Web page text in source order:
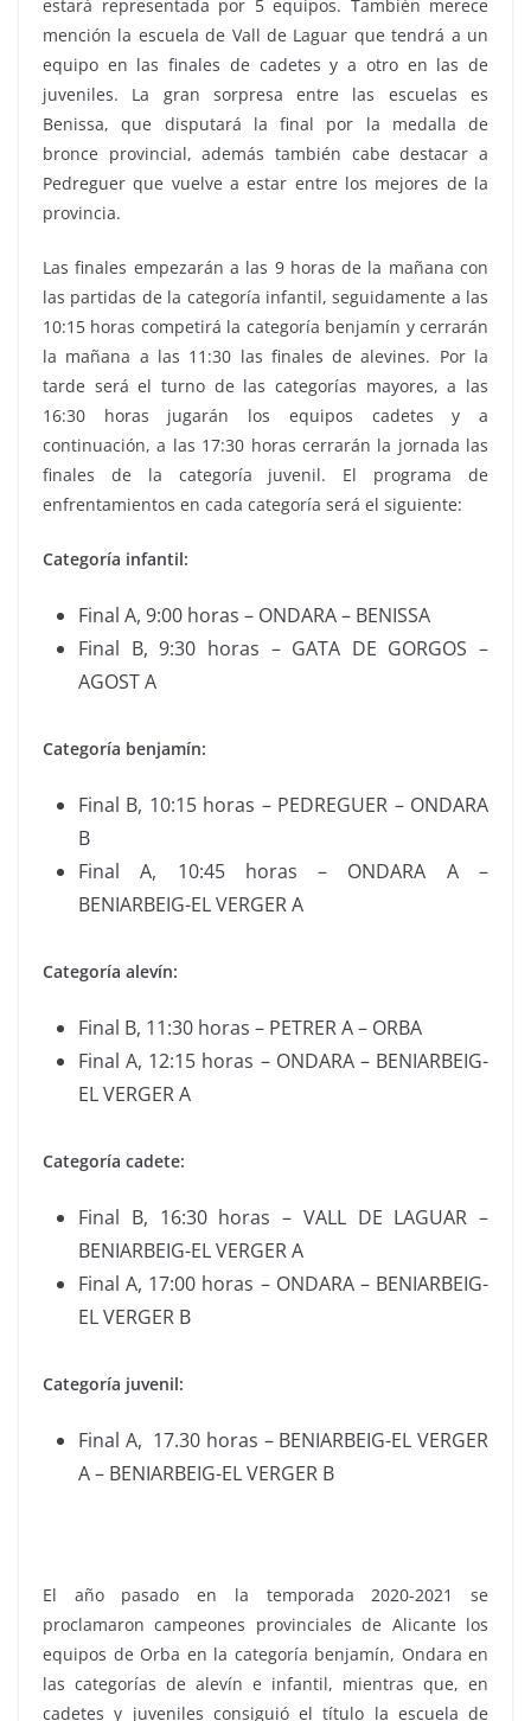
estará representada por 5 equipos. También merece
mención la escuela de Vall de Laguar que tendrá a un
equipo en las finales de cadetes y a otro en las de
juveniles. La gran sorpresa entre las escuelas es
Benissa, que disputará la final por la medalla de
bronce provincial, además también cabe destacar a
Pedreguer que vuelve a estar entre los mejores de la
provincia.
Las finales empezarán a las 9 horas de la mañana con
las partidas de la categoría infantil, seguidamente a las
10:15 horas competirá la categoría benjamín y cerrarán
la mañana a las 11:30 las finales de alevines. Por la
tarde será el turno de las categorías mayores, a las
16:30 horas jugarán los equipos cadetes y a
continuación, a las 17:30 horas cerrarán la jornada las
finales de la categoría juvenil. El programa de
enfrentamientos en cada categoría será el siguiente:
Categoría infantil:
Final A, 9:00 horas – ONDARA – BENISSA
Final B, 9:30 horas – GATA DE GORGOS –
AGOST A
Categoría benjamín:
Final B, 10:15 horas – PEDREGUER – ONDARA
B
Final A, 10:45 horas – ONDARA A –
BENIARBEIG-EL VERGER A
Categoría alevín:
Final B, 11:30 horas – PETRER A – ORBA
Final A, 12:15 horas – ONDARA – BENIARBEIG-
EL VERGER A
Categoría cadete:
Final B, 16:30 horas – VALL DE LAGUAR –
BENIARBEIG-EL VERGER A
Final A, 17:00 horas – ONDARA – BENIARBEIG-
EL VERGER B
Categoría juvenil:
Final A, 17.30 horas – BENIARBEIG-EL VERGER
A – BENIARBEIG-EL VERGER B
El año pasado en la temporada 2020-2021 se
proclamaron campeones provinciales de Alicante los
equipos de Orba en la categoría benjamín, Ondara en
las categorías de alevín e infantil, mientras que, en
cadetes y juveniles consiguió el título la escuela de